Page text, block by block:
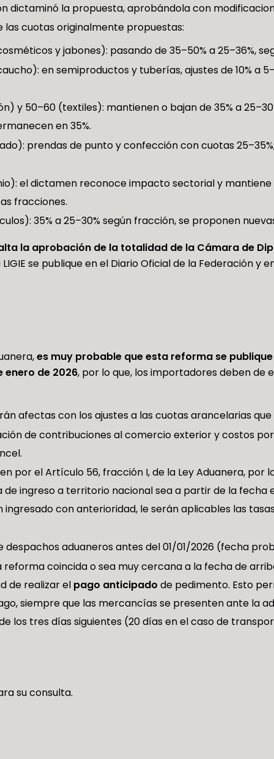
dictaminó la propuesta, aprobándola con
cuotas originalmente propuestas:
y jabones): pasando de 35–50% a 25–36%,
en semiproductos y tuberías, ajustes de 10% a
y 50–60 (textiles): mantienen o bajan de 35% a
en 35%.
prendas de punto y confección con cuotas
el dictamen reconoce impacto sectorial y
fracciones.
35% a 25–30% según fracción, se proponen
la aprobación de la totalidad de la Cámara de
se publique en el Diario Oficial de la Federación
es muy probable que esta reforma se
enero de 2026, por lo que, los importadores deben de
afectas con los ajustes a las cuotas arancelarias
de contribuciones al comercio exterior y costos
por el Artículo 56, fracción I, de la Ley Aduanera, por
ingreso a territorio nacional sea a partir de la fecha
ingresado con anterioridad, le serán aplicables las
aduaneros antes del 01/01/2026 (fecha
coincida o sea muy cercana a la fecha de
de realizar el pago anticipado de pedimento. Esto
siempre que las mercancías se presenten ante la
los tres días siguientes (20 días en el caso de
su consulta.